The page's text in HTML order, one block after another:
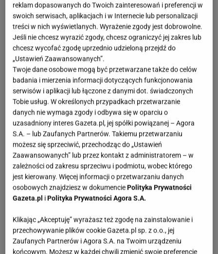
reklam dopasowanych do Twoich zainteresowań i preferencji w
swoich serwisach, aplikacjach i w Internecie lub personalizacji
treści w nich wyświetlanych. Wyrażenie zgody jest dobrowolne.
Jeśli nie chcesz wyrazić zgody, chcesz ograniczyć jej zakres lub
chcesz wycofać zgodę uprzednio udzieloną przejdź do
„Ustawień Zaawansowanych”.
Twoje dane osobowe mogą być przetwarzane także do celów
badania i mierzenia informacji dotyczących funkcjonowania
serwisów i aplikacji lub łączone z danymi dot. świadczonych
Tobie usług. W określonych przypadkach przetwarzanie
danych nie wymaga zgody i odbywa się w oparciu o
uzasadniony interes Gazeta.pl, jej spółki powiązanej – Agora
S.A. – lub Zaufanych Partnerów. Takiemu przetwarzaniu
możesz się sprzeciwić, przechodząc do „Ustawień
Zaawansowanych” lub przez kontakt z administratorem – w
zależności od zakresu sprzeciwu i podmiotu, wobec którego
jest kierowany. Więcej informacji o przetwarzaniu danych
osobowych znajdziesz w dokumenciePolityka Prywatności
Gazeta.pl iPolityka Prywatności Agora S.A.
Klikając „Akceptuję” wyrażasz też zgodę na zainstalowanie i
przechowywanie plików cookie Gazeta.pl sp. z o.o., jej
Zaufanych Partnerów i Agora S.A. na Twoim urządzeniu
końcowym. Możesz w każdej chwili zmienić swoje preferencje